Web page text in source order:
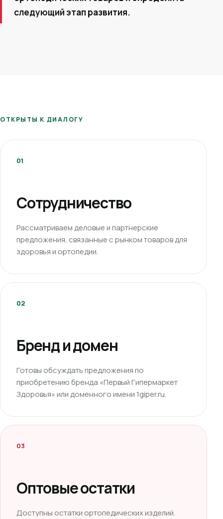
следующий этап развития.
ОТКРЫТЫ К ДИАЛОГУ
01
Сотрудничество
Рассматриваем деловые и партнерские
предложения, связанные с рынком товаров для
здоровья и ортопедии.
02
Бренд и домен
Готовы обсуждать предложения по
приобретению бренда «Первый Гипермаркет
Здоровья» или доменного имени 1giper.ru.
03
Оптовые остатки
Доступны остатки ортопедических изделий.